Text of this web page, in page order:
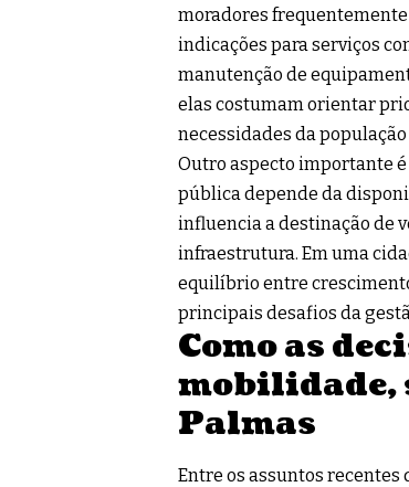
moradores
indicações para serviços
manutenção de
elas costumam orientar
necessidades da
Outro aspecto importante
pública depende da
influencia a destinação de
infraestrutura. Em uma
equilíbrio entre
principais desafios da
Como as
mobilidade,
Palmas
Entre os assuntos